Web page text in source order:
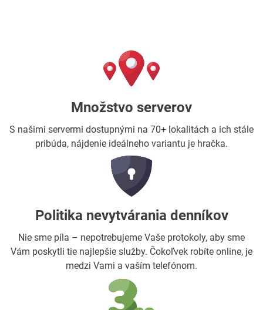
Množstvo serverov
S našimi servermi dostupnými na 70+ lokalitách a ich stále
pribúda, nájdenie ideálneho variantu je hračka.
Politika nevytvárania denníkov
Nie sme píla – nepotrebujeme Vaše protokoly, aby sme
Vám poskytli tie najlepšie služby. Čokoľvek robíte online, je
medzi Vami a vaším telefónom.